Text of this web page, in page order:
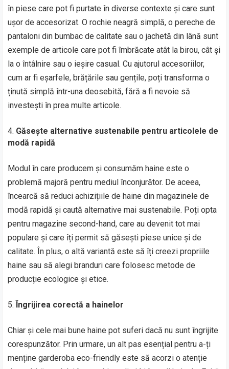
în piese care pot fi purtate în diverse contexte și care sunt
ușor de accesorizat. O rochie neagră simplă, o pereche de
pantaloni din bumbac de calitate sau o jachetă din lână sunt
exemple de articole care pot fi îmbrăcate atât la birou, cât și
la o întâlnire sau o ieșire casual. Cu ajutorul accesoriilor,
cum ar fi eșarfele, brățările sau gențile, poți transforma o
ținută simplă într-una deosebită, fără a fi nevoie să
investești în prea multe articole.
Găsește alternative sustenabile pentru articolele de
modă rapidă
Modul în care producem și consumăm haine este o
problemă majoră pentru mediul înconjurător. De aceea,
încearcă să reduci achizițiile de haine din magazinele de
modă rapidă și caută alternative mai sustenabile. Poți opta
pentru magazine second-hand, care au devenit tot mai
populare și care îți permit să găsești piese unice și de
calitate. În plus, o altă variantă este să îți creezi propriile
haine sau să alegi branduri care folosesc metode de
producție ecologice și etice.
Îngrijirea corectă a hainelor
Chiar și cele mai bune haine pot suferi dacă nu sunt îngrijite
corespunzător. Prin urmare, un alt pas esențial pentru a-ți
menține garderoba eco-friendly este să acorzi o atenție